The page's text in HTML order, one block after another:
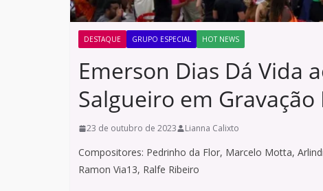
DESTAQUE GRUPO ESPECIAL HOT NEWS
Emerson Dias Dá Vida
Salgueiro em Gravação
23 de outubro de 2023 Lianna Calixto
Compositores: Pedrinho da Flor, Marcelo Motta,
Ramon Via13, Ralfe Ribeiro